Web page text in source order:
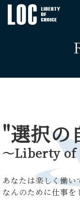
"選択の
～Liberty of
あなたは楽しく働い
なんのために仕事を